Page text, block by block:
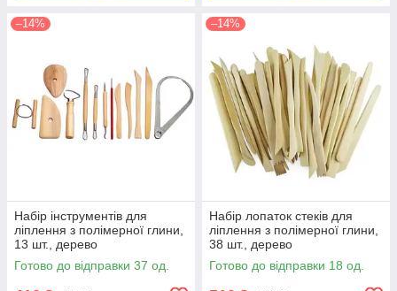
–14%
Набір інструментів для
ліплення з полімерної глини,
13 шт., дерево
Готово до відправки 37 од.
–14%
Набір лопаток стеків для
ліплення з полімерної глини,
38 шт., дерево
Готово до відправки 18 од.